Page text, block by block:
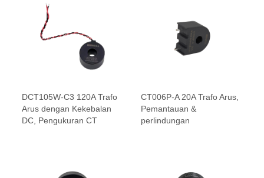
DCT105W-C3 120A Trafo
Arus dengan Kekebalan
DC, Pengukuran CT
CT006P-A 20A Trafo Arus,
Pemantauan &
perlindungan